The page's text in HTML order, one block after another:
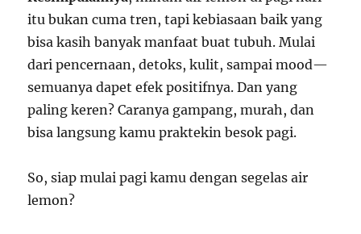
itu bukan cuma tren, tapi kebiasaan baik yang
bisa kasih banyak manfaat buat tubuh. Mulai
dari pencernaan, detoks, kulit, sampai mood—
semuanya dapet efek positifnya. Dan yang
paling keren? Caranya gampang, murah, dan
bisa langsung kamu praktekin besok pagi.
So, siap mulai pagi kamu dengan segelas air
lemon?